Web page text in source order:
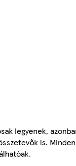
legyenek,
is.